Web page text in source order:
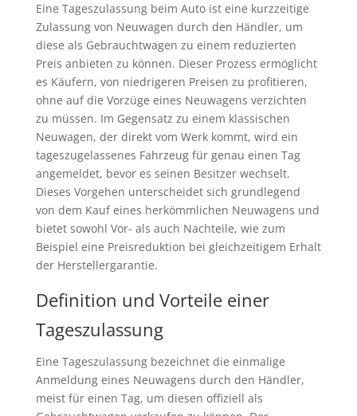
Eine Tageszulassung beim Auto ist eine kurzzeitige
Zulassung von Neuwagen durch den Händler, um
diese als Gebrauchtwagen zu einem reduzierten
Preis anbieten zu können. Dieser Prozess ermöglicht
es Käufern, von niedrigeren Preisen zu profitieren,
ohne auf die Vorzüge eines Neuwagens verzichten
zu müssen. Im Gegensatz zu einem klassischen
Neuwagen, der direkt vom Werk kommt, wird ein
tageszugelassenes Fahrzeug für genau einen Tag
angemeldet, bevor es seinen Besitzer wechselt.
Dieses Vorgehen unterscheidet sich grundlegend
von dem Kauf eines herkömmlichen Neuwagens und
bietet sowohl Vor- als auch Nachteile, wie zum
Beispiel eine Preisreduktion bei gleichzeitigem Erhalt
der Herstellergarantie.
Definition und Vorteile einer
Tageszulassung
Eine Tageszulassung bezeichnet die einmalige
Anmeldung eines Neuwagens durch den Händler,
meist für einen Tag, um diesen offiziell als